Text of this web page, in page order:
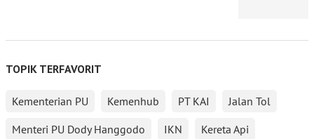
TOPIK TERFAVORIT
Kementerian PU Kemenhub PT KAI
Jalan Tol
Menteri PU Dody Hanggodo
IKN
Kereta Api